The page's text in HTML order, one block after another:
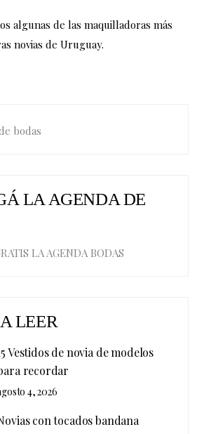
algunas de las maquilladoras más
novias de Uruguay.
LA AGENDA DE
LEER
Vestidos de novia de modelos
recordar
4, 2026
con tocados bandana